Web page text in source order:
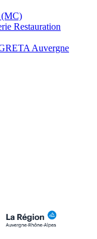
(MC)
Restauration
Auvergne